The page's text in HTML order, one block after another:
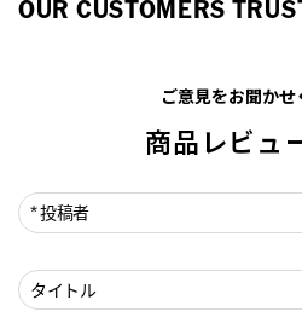
OUR CUSTOMERS
ご意見をお聞かせ
商品レビュ
投稿者
タイトル